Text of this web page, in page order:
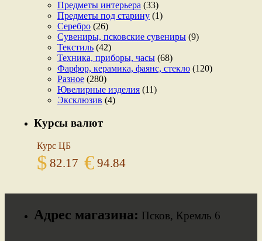
Предметы интерьера (33)
Предметы под старину (1)
Серебро (26)
Сувениры, псковские сувениры (9)
Текстиль (42)
Техника, приборы, часы (68)
Фарфор, керамика, фаянс, стекло (120)
Разное (280)
Ювелирные изделия (11)
Эксклюзив (4)
Курсы валют
Курс ЦБ
$ 82.17 € 94.84
Адрес магазина: Псков, Кремль 6